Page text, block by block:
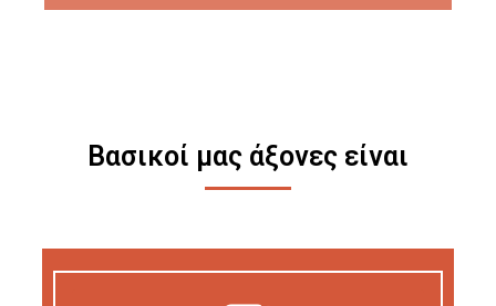
Βασικοί μας άξονες είναι